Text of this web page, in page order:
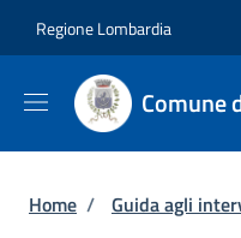
Regione Lombardia
Comune
Briciole di
Home / Guida agli